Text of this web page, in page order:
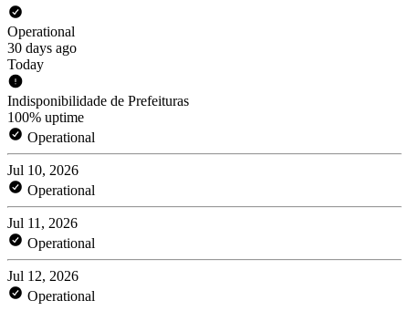
Operational
30 days ago
Today
Indisponibilidade de Prefeituras
100% uptime
Operational
Jul 10, 2026
Operational
Jul 11, 2026
Operational
Jul 12, 2026
Operational